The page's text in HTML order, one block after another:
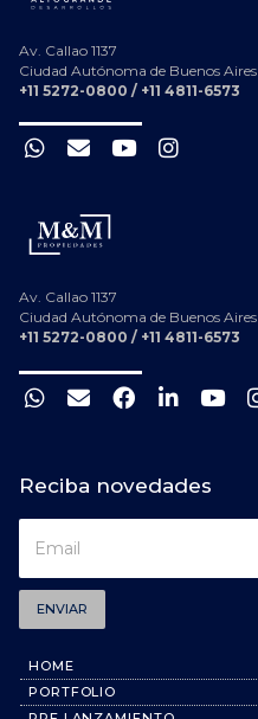
Av. Callao 1137
Ciudad Autónoma de Buenos Aires
+11 5272-0800 / +11 4811-6573
Av. Callao 1137
Ciudad Autónoma de Buenos Aires
+11 5272-0800 / +11 4811-6573
Reciba novedades
ENVIAR
HOME
PORTFOLIO